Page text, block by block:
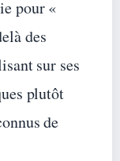
pour «
des
sur ses
plutôt
de